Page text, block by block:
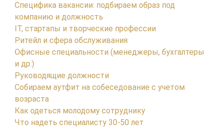
Специфика вакансии: подбираем образ под
компанию и должность
IT, стартапы и творческие профессии
Ритейл и сфера обслуживания
Офисные специальности (менеджеры, бухгалтеры
и др.)
Руководящие должности
Собираем аутфит на собеседование с учетом
возраста
Как одеться молодому сотруднику
Что надеть специалисту 30-50 лет